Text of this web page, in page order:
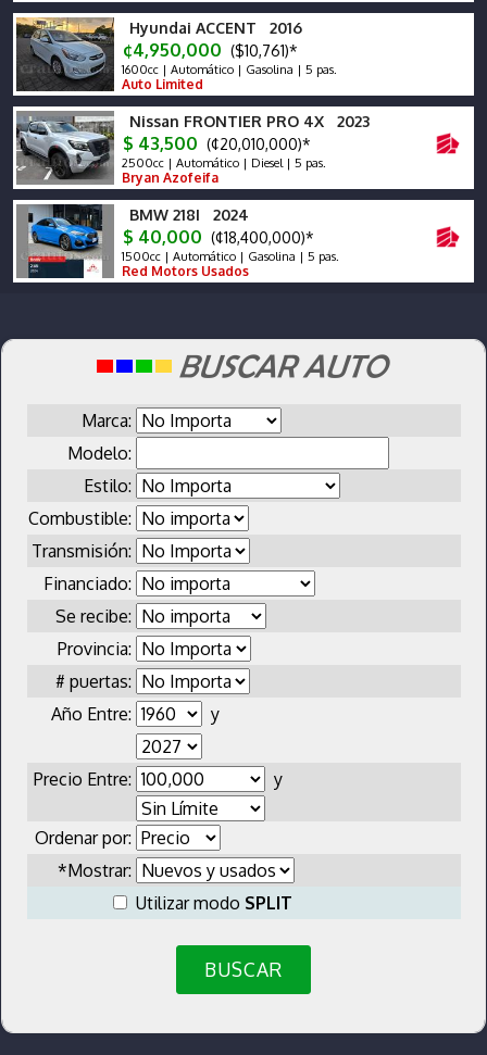
Hyundai ACCENT 2016
¢4,950,000 ($10,761)*
1600cc | Automático | Gasolina | 5 pas.
Auto Limited
Nissan FRONTIER PRO 4X 2023
$ 43,500 (¢20,010,000)*
2500cc | Automático | Diesel | 5 pas.
Bryan Azofeifa
BMW 218I 2024
$ 40,000 (¢18,400,000)*
1500cc | Automático | Gasolina | 5 pas.
Red Motors Usados
Marca:
Modelo:
Estilo:
Combustible:
Transmisión:
Financiado:
Se recibe:
Provincia:
# puertas:
Año Entre:
y
Precio Entre: y
Ordenar por:
*Mostrar:
Utilizar modo SPLIT
BUSCAR